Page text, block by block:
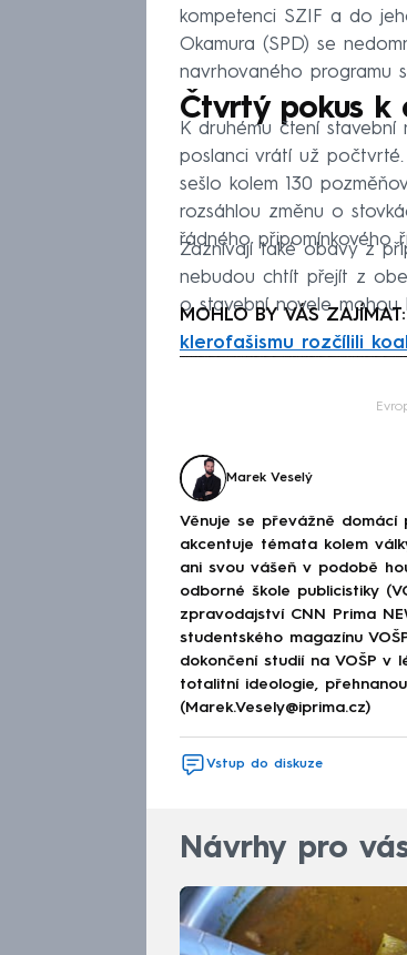
kompetenci SZIF a do
Okamura (SPD) se
navrhovaného programu
Čtvrtý pokus k
K druhému čtení
poslanci vrátí už
sešlo kolem 130
rozsáhlou změnu o
řádného připomínkového
Zaznívají také obavy z
nebudou chtít přejít z
o stavební novele mohou
MOHLO BY VÁS
klerofašismu rozčílili
Marek Veselý
Věnuje se převážně domácí
akcentuje témata kolem
ani svou vášeň v podobě
odborné škole publicistiky
zpravodajství CNN Prima
studentského magazínu
dokončení studií na VOŠP v
totalitní ideologie,
(Marek.Vesely@iprima.cz)
Vstup do diskuze
Návrhy pro